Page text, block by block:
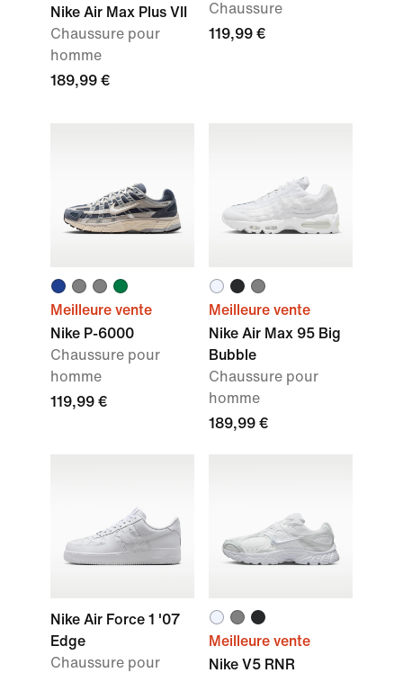
Nike Air Max Plus VII
Chaussure pour
homme
189,99 €
Chaussure
119,99 €
Meilleure vente
Nike P-6000
Chaussure pour
homme
119,99 €
Meilleure vente
Nike Air Max 95 Big
Bubble
Chaussure pour
homme
189,99 €
Nike Air Force 1 '07
Edge
Chaussure pour
Meilleure vente
Nike V5 RNR